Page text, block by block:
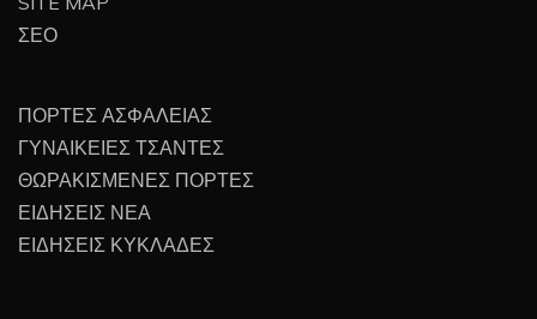
ΣΕΟ
ΠΟΡΤΕΣ ΑΣΦΑΛΕΙΑΣ
ΓΥΝΑΙΚΕΙΕΣ ΤΣΑΝΤΕΣ
ΘΩΡΑΚΙΣΜΕΝΕΣ ΠΟΡΤΕΣ
ΕΙΔΗΣΕΙΣ ΝΕΑ
ΕΙΔΗΣΕΙΣ ΚΥΚΛΑΔΕΣ